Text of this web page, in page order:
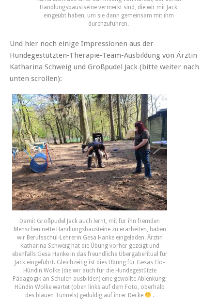
Handlungsbaustseine vermerkt sind, die wir mit Jack
eingeübt haben, um sie dann gemeinsam mit ihm
durchzuführen.
Und hier noch einige Impressionen aus der
Hundegestützten-Therapie-Team-Ausbildung von Ärztin
Katharina Schweig und Großpudel Jack (bitte weiter nach
unten scrollen):
Damit Großpudel Jack auch lernt, mit für ihn fremden
Menschen nette Handlungsbausteine zu erarbeiten, haben
wir Berufsschul-Lehrerin Gesa Hanke eingeladen. Ärztin
Katharina Schweig hat die Übung vorher gezeigt und
ebenfalls Gesa Hanke in das freundliche Übergaberitual für
Jack eingeführt. Gleichzeitig ist dies Übung für Gesas Elo-
Hündin Wolke (die wir auch für die Hundegestützte
Pädagogik an Schulen ausbilden) eine gewollte Ablenkung:
Hündin Wolke wartet (oben links auf dem Foto, oberhalb
des blauen Tunnels) geduldig auf ihrer Decke
.